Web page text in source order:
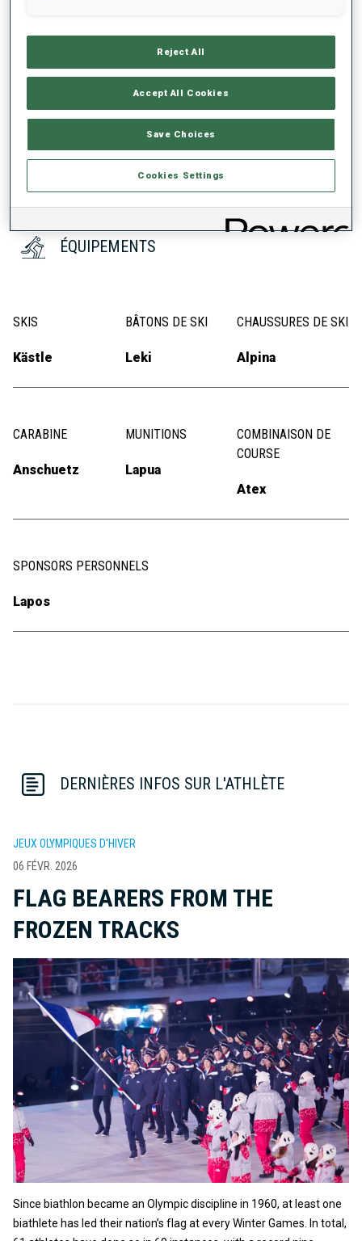
2013
253
ÉQUIPEMENTS
SKIS
Kästle
BÂTONS DE SKI
Leki
CHAUSSURES DE SKI
Alpina
CARABINE
Anschuetz
MUNITIONS
Lapua
COMBINAISON DE
COURSE
Atex
SPONSORS PERSONNELS
Lapos
DERNIÈRES INFOS SUR L'ATHLÈTE
JEUX OLYMPIQUES D'HIVER
06 FÉVR. 2026
FLAG BEARERS FROM THE
FROZEN TRACKS
Since biathlon became an Olympic discipline in 1960, at least one
biathlete has led their nation’s flag at every Winter Games. In total,
Reject All
Accept All Cookies
Save Choices
Cookies Settings